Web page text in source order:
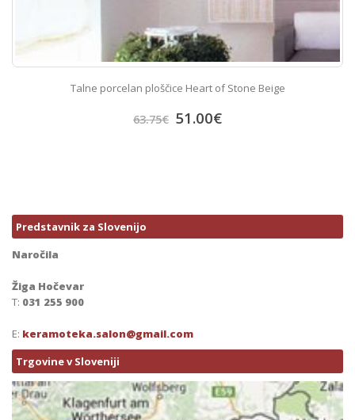
Talne porcelan ploščice Heart of Stone Beige
63.75€ 51.00€
Predstavnik za Slovenijo
Naročila
Žiga Hočevar
T: 031 255 900
E: keramoteka.salon@gmail.com
Trgovine v Sloveniji